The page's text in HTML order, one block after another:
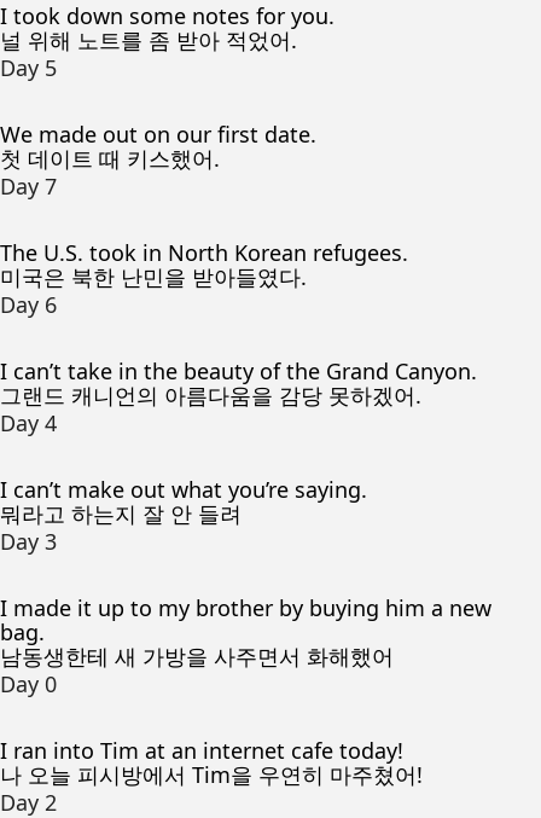
I took down some notes for you.
널 위해 노트를 좀 받아 적었어.
Day 5
We made out on our first date.
첫 데이트 때 키스했어.
Day 7
The U.S. took in North Korean refugees.
미국은 북한 난민을 받아들였다.
Day 6
I can’t take in the beauty of the Grand Canyon.
그랜드 캐니언의 아름다움을 감당 못하겠어.
Day 4
I can’t make out what you’re saying.
뭐라고 하는지 잘 안 들려
Day 3
I made it up to my brother by buying him a new
bag.
남동생한테 새 가방을 사주면서 화해했어
Day 0
I ran into Tim at an internet cafe today!
나 오늘 피시방에서 Tim을 우연히 마주쳤어!
Day 2